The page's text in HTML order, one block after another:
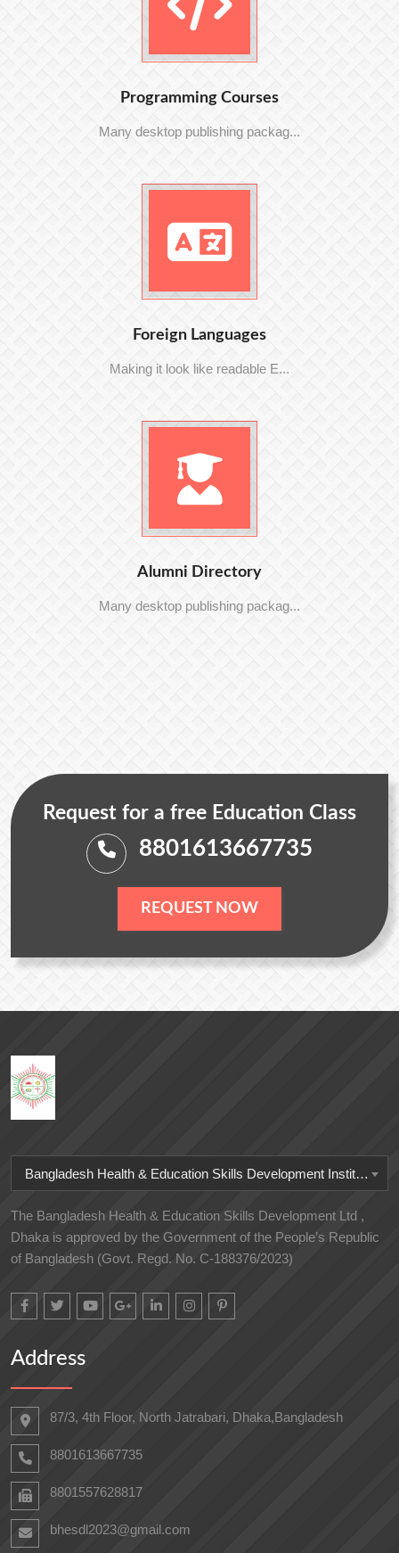
Programming Courses
Many desktop publishing packag...
Foreign Languages
Making it look like readable E...
Alumni Directory
Many desktop publishing packag...
Request for a free Education Class
8801613667735
REQUEST NOW
Bangladesh Health & Education Skills Development Institute
The Bangladesh Health & Education Skills Development Ltd ,
Dhaka is approved by the Government of the People’s Republic
of Bangladesh (Govt. Regd. No. C-188376/2023)
Address
87/3, 4th Floor, North Jatrabari, Dhaka,Bangladesh
8801613667735
8801557628817
bhesdl2023@gmail.com